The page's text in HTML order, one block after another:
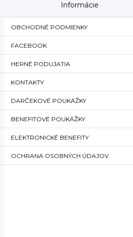
Informácie
OBCHODNÉ PODMIENKY
FACEBOOK
HERNÉ PODUJATIA
KONTAKTY
DARČEKOVÉ POUKÁŽKY
BENEFITOVÉ POUKÁŽKY
ELEKTRONICKÉ BENEFITY
OCHRANA OSOBNÝCH ÚDAJOV